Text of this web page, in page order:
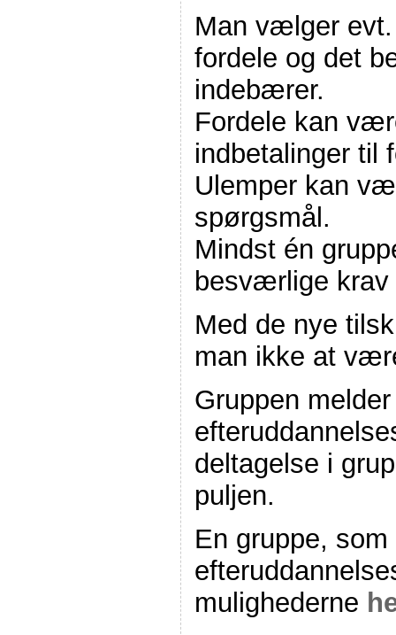
Man vælger
fordele og det
indebærer.
Fordele kan
indbetalinger til
Ulemper kan
spørgsmål.
Mindst én
besværlige
Med de nye
man ikke at
Gruppen
deltagelse i
puljen.
En gruppe,
mulighederne